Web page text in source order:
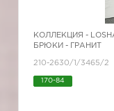
КОЛЛЕКЦИЯ -
БРЮКИ - ГРАНИТ
210-2630/1/3465/2
170-84